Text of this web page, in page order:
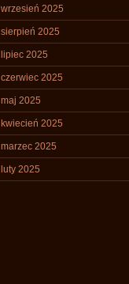
wrzesień 2025
sierpień 2025
lipiec 2025
czerwiec 2025
maj 2025
kwiecień 2025
marzec 2025
luty 2025